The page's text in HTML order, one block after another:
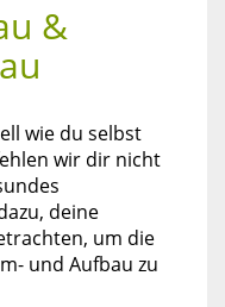
&
wie du selbst
wir dir nicht
deine
um die
und Aufbau zu